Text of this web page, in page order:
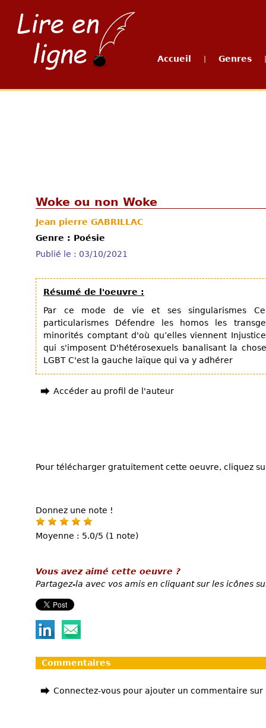
Accueil Genres
Woke ou non Woke
Jean pierre GABRILLAC
Genre : Poésie
Publié le : 03/10/2021
Résumé de l'oeuvre :
Par ce mode de vie et ses singularismes
particularismes Défendre les homos les
minorités comptant d'où qu’elles viennent
qui s'imposent D'hétérosexuels banalisant la
LGBT C'est la gauche laïque qui va y adhérer
Accéder au profil de l'auteur
Pour télécharger gratuitement cette oeuvre, cliquez
Donnez une note !
Moyenne : 5.0/5 (1 note)
Vous avez aimé cette oeuvre ?
Partagez-la avec vos amis en cliquant sur les icônes
Commentaires
Connectez-vous pour ajouter un commentaire sur